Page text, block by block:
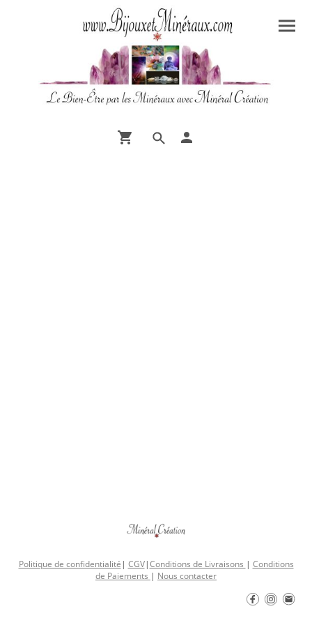
Politique de confidentialité | CGV|Conditions de Livraisons | Conditions
de Paiements | Nous contacter